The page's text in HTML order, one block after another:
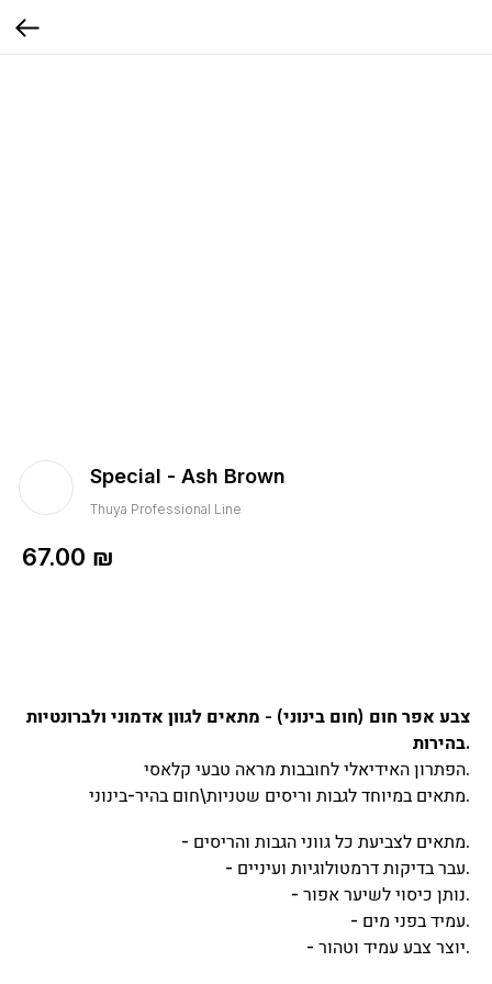
Special - Ash Brown
Thuya Professional Line
67.00 ₪
צבע אפר חום (חום בינוני) - מתאים לגוון אדמוני ולברונטיות
בהירות.
הפתרון האידיאלי לחובבות מראה טבעי קלאסי.
מתאים במיוחד לגבות וריסים שטניות\חום בהיר-בינוני.
- מתאים לצביעת כל גווני הגבות והריסים.
- עבר בדיקות דרמטולוגיות ועיניים.
- נותן כיסוי לשיער אפור.
- עמיד בפני מים.
- יוצר צבע עמיד וטהור.